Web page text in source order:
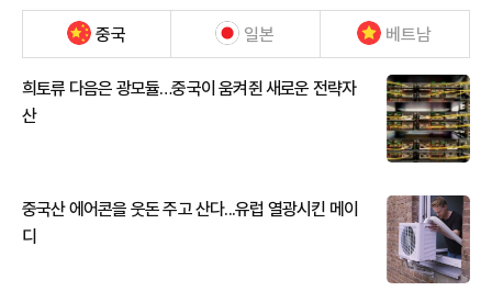
중국 일본 베트남
희토류 다음은 광모듈…중국이 움켜쥔 새로운 전략자
산
중국산 에어콘을 웃돈 주고 산다...유럽 열광시킨 메이
디